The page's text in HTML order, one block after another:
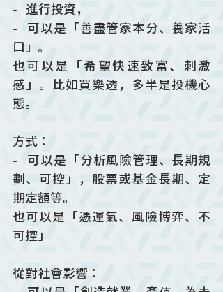
-   進行投資，
-   可以是「善盡管家本分、養家活
口」。
也可以是「希望快速致富、刺激
感」。比如買樂透，多半是投機心
態。
方式：
-   可以是「分析風險管理、長期規
劃、可控」，股票或基金長期、定
期定額等。
也可以是「憑運氣、風險博弈、不
可控」
從對社會影響：